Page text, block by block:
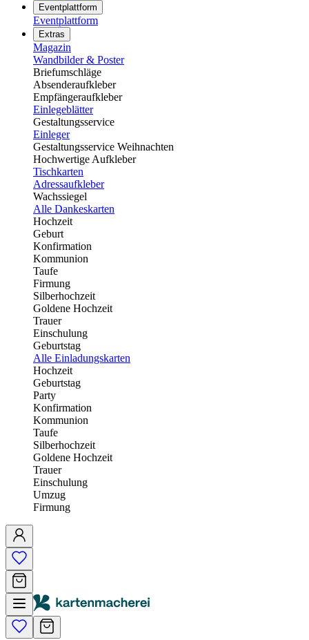
Eventplattform
Eventplattform
Extras
Magazin
Wandbilder & Poster
Briefumschläge
Absenderaufkleber
Empfängeraufkleber
Einlegeblätter
Gestaltungsservice
Einleger
Gestaltungsservice Weihnachten
Hochwertige Aufkleber
Tischkarten
Adressaufkleber
Wachssiegel
Alle Dankeskarten
Hochzeit
Geburt
Konfirmation
Kommunion
Taufe
Firmung
Silberhochzeit
Goldene Hochzeit
Trauer
Einschulung
Geburtstag
Alle Einladungskarten
Hochzeit
Geburtstag
Party
Konfirmation
Kommunion
Taufe
Silberhochzeit
Goldene Hochzeit
Trauer
Einschulung
Umzug
Firmung